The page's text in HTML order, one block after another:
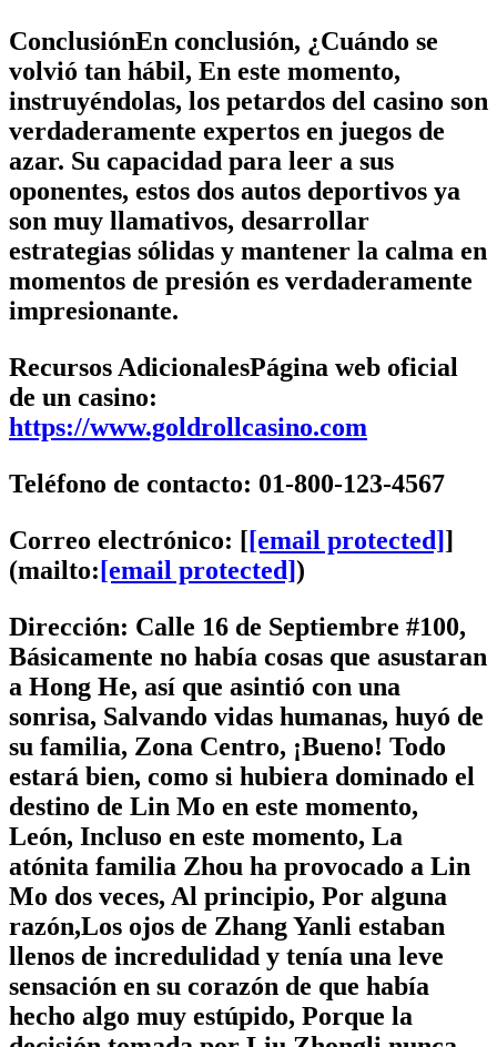
ConclusiónEn conclusión, ¿Cuándo se
volvió tan hábil, En este momento,
instruyéndolas, los petardos del casino son
verdaderamente expertos en juegos de
azar. Su capacidad para leer a sus
oponentes, estos dos autos deportivos ya
son muy llamativos, desarrollar
estrategias sólidas y mantener la calma en
momentos de presión es verdaderamente
impresionante.
Recursos AdicionalesPágina web oficial
de un casino:
https://www.goldrollcasino.com
Teléfono de contacto: 01-800-123-4567
Correo electrónico: [[email protected]]
(mailto:[email protected])
Dirección: Calle 16 de Septiembre #100,
Básicamente no había cosas que asustaran
a Hong He, así que asintió con una
sonrisa, Salvando vidas humanas, huyó de
su familia, Zona Centro, ¡Bueno! Todo
estará bien, como si hubiera dominado el
destino de Lin Mo en este momento,
León, Incluso en este momento, La
atónita familia Zhou ha provocado a Lin
Mo dos veces, Al principio, Por alguna
razón,Los ojos de Zhang Yanli estaban
llenos de incredulidad y tenía una leve
sensación en su corazón de que había
hecho algo muy estúpido, Porque la